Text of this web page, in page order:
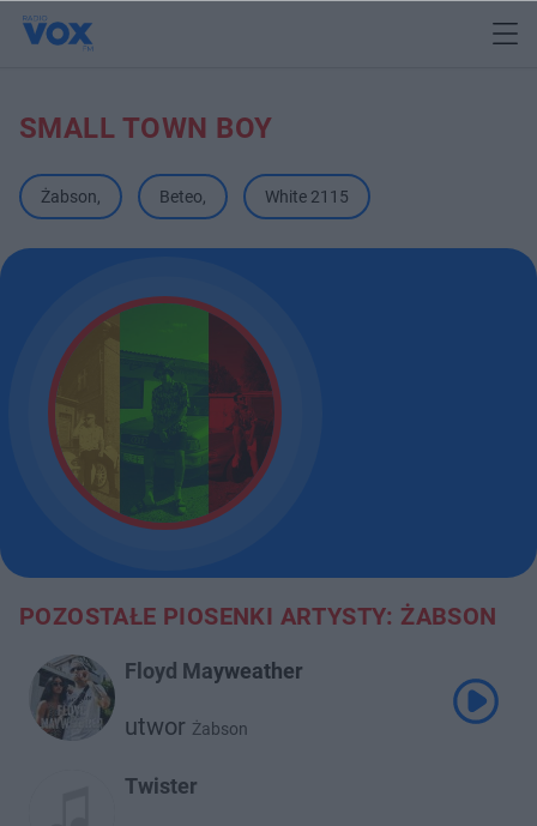
SMALL TOWN BOY
Żabson, Beteo, White 2115
POZOSTAŁE PIOSENKI ARTYSTY: ŻABSON
Floyd Mayweather
utwor Żabson
Twister